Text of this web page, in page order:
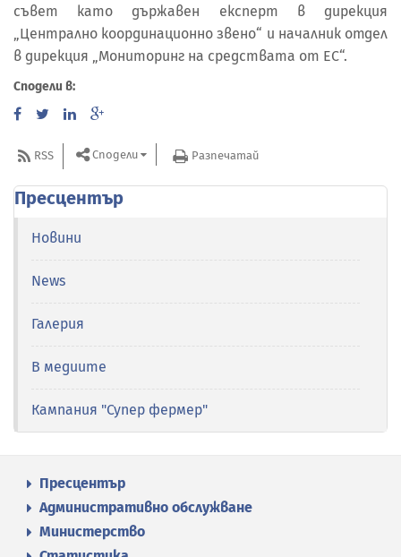
съвет като държавен експерт в дирекция
„Централно координационно звено“ и началник отдел
в дирекция „Мониторинг на средствата от ЕС“.
Сподели в:
RSS Сподели Разпечатай
Пресцентър
Новини
News
Галерия
В медиите
Кампания "Супер фермер"
Пресцентър
Административно обслужване
Министерство